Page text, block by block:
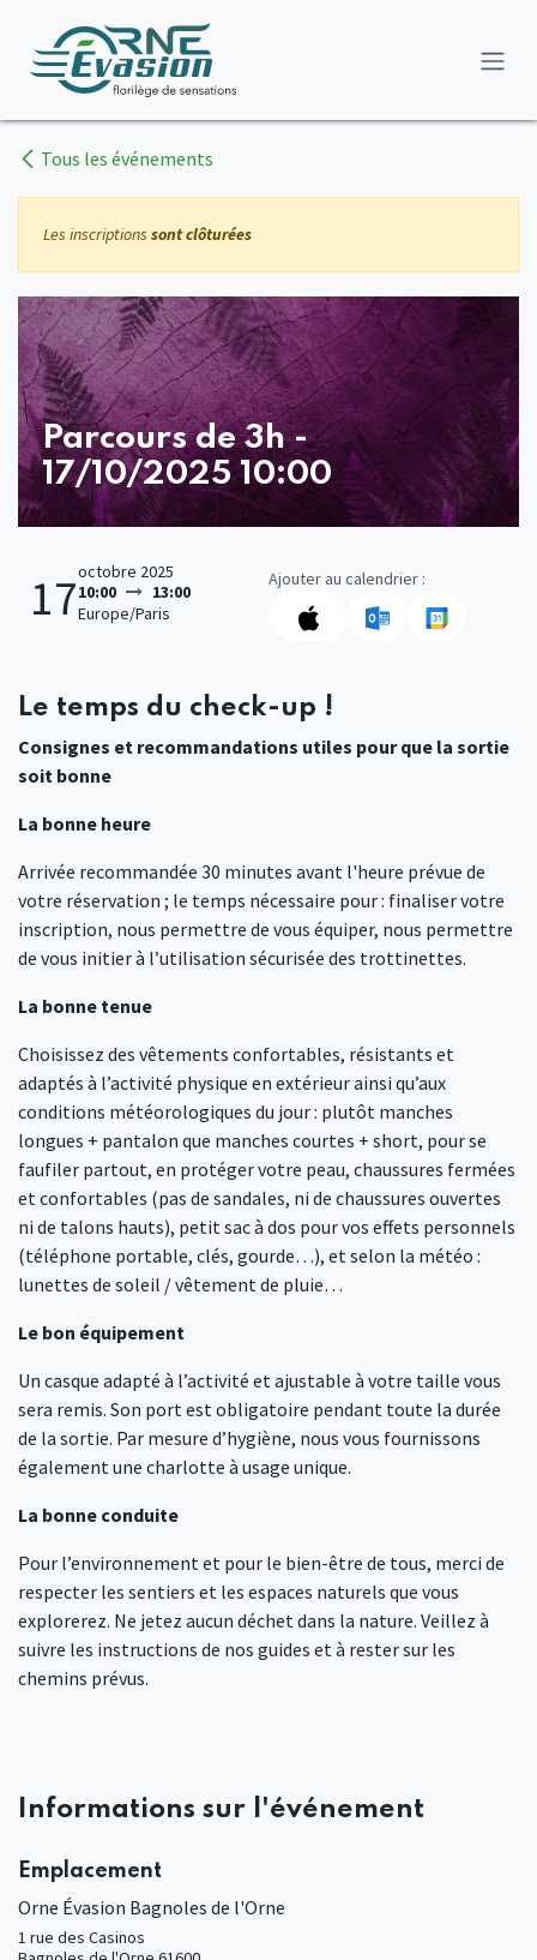
Tous les événements
Les inscriptions sont clôturées
Parcours de 3h -
17/10/2025 10:00
17octobre 2025
10:00
13:00
Europe/Paris
Ajouter au calendrier :
Le temps du check-up !
Consignes et recommandations utiles pour que la sortie
soit bonne
La bonne heure
Arrivée recommandée 30 minutes avant l'heure prévue de
votre réservation ; le temps nécessaire pour : finaliser votre
inscription, nous permettre de vous équiper, nous permettre
de vous initier à l’utilisation sécurisée des trottinettes.
La bonne tenue
Choisissez des vêtements confortables, résistants et
adaptés à l’activité physique en extérieur ainsi qu’aux
conditions météorologiques du jour : plutôt manches
longues + pantalon que manches courtes + short, pour se
faufiler partout, en protéger votre peau, chaussures fermées
et confortables (pas de sandales, ni de chaussures ouvertes
ni de talons hauts), petit sac à dos pour vos effets personnels
(téléphone portable, clés, gourde…), et selon la météo :
lunettes de soleil / vêtement de pluie…
Le bon équipement
Un casque adapté à l’activité et ajustable à votre taille vous
sera remis. Son port est obligatoire pendant toute la durée
de la sortie. Par mesure d’hygiène, nous vous fournissons
également une charlotte à usage unique.
La bonne conduite
Pour l’environnement et pour le bien-être de tous, merci de
respecter les sentiers et les espaces naturels que vous
explorerez. Ne jetez aucun déchet dans la nature. Veillez à
suivre les instructions de nos guides et à rester sur les
chemins prévus.
Informations sur l'événement
Emplacement
Orne Évasion Bagnoles de l'Orne
1 rue des Casinos